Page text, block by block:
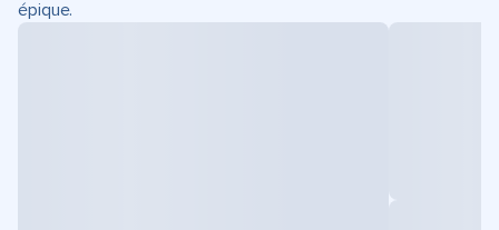
épique.